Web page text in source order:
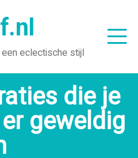
eclectische stijl
die je
geweldig